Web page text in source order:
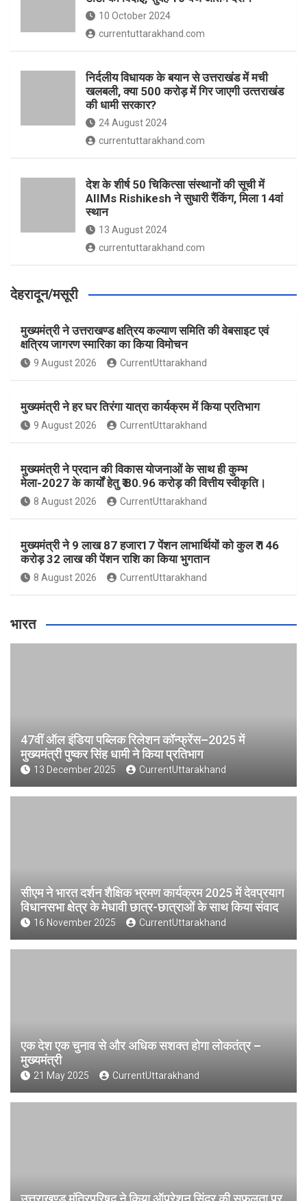
10 October 2024
currentuttarakhand.com
निर्दलीय विधायक के बयान से उत्तराखंड में मची
खलबली, क्‍या 500 करोड़ में गिर जाएगी उत्‍तराखंड
की धामी सरकार?
24 August 2024
currentuttarakhand.com
देश के शीर्ष 50 चिकित्सा संस्थानों की सूची में
AIIMs Rishikesh ने सुधारी रैंकिंग, मिला 14वां
स्थान
13 August 2024
currentuttarakhand.com
देहरादून/मसूरी
मुख्यमंत्री ने उत्तराखण्ड क्षत्रिय कल्याण समिति की वेबसाइट एवं
क्षत्रिय जागरण स्मारिका का किया विमोचन
9 August 2026 CurrentUttarakhand
मुख्यमंत्री ने हर घर तिरंगा यात्रा कार्यक्रम में किया प्रतिभाग
9 August 2026 CurrentUttarakhand
मुख्यमंत्री ने प्रदान की विकास योजनाओं के साथ ही कुम्भ
मेला-2027 के कार्यों हेतु ₹ 80.96 करोड़ की वित्तीय स्वीकृति।
8 August 2026 CurrentUttarakhand
मुख्यमंत्री ने 9 लाख 87 हजार17 पेंशन लाभार्थियों को कुल ₹ 146
करोड़ 32 लाख की पेंशन राशि का किया भुगतान
8 August 2026 CurrentUttarakhand
भारत
47वीं ऑल इंडिया पब्लिक रिलेशन कॉन्फ्रेंस–2025 में
मुख्यमंत्री पुष्कर सिंह धामी ने किया प्रतिभाग
13 December 2025 CurrentUttarakhand
सीएम ने भारत दर्शन शैक्षिक भ्रमण कार्यक्रम 2025 में देवप्रयाग
विधानसभा क्षेत्र के मेधावी छात्र-छात्राओं के साथ किया संवाद
16 November 2025 CurrentUttarakhand
एक देश एक चुनाव से और अधिक सशक्त होगा लोकतंत्र –
मुख्यमंत्री
21 May 2025 CurrentUttarakhand